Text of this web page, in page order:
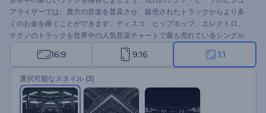
アライザーでは、貴方の音楽を普及させ、販売されたトラックからより多
くのお金を稼ぐことができます。ディスコ、ヒップホップ、エレクトロ、
テクノのトラックを世界中の人気音楽チャートで最も売れているシングル
のリストに載せるために、このソフトを使ってください。あなたの曲をア
ップロードして数分待つと、高解像度のオーディオビジュアライザーが表
示されます。DJのシングルドロップ、ニューアルバムリリース、曲のプレ
イリストカバー、その他多くのプロジェクトに理想的に適しています。今
すぐお試しください！
16:9 9:16 1:1
選択可能なスタイル (3)